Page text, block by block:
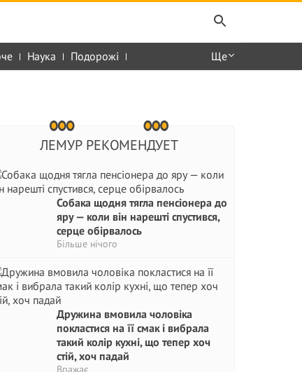
Наука Подорожі Ще
ЛЕМУР РЕКОМЕНДУЕТ
Собака щодня тягла пенсіонера до
яру — коли він нарешті спустився,
серце обірвалось
Більше нічого
Дружина вмовила чоловіка
покластися на її смак і вибрала
такий колір кухні, що тепер хоч
стій, хоч падай
Вражає